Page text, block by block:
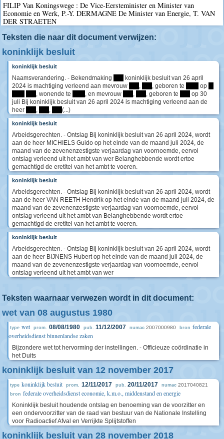
FILIP Van Koningswege : De Vice-Eersteminister en Minister van
Economie en Werk, P.-Y. DERMAGNE De Minister van Energie, T. VAN
DER STRAETEN
Teksten die naar dit document verwijzen:
koninklijk besluit
koninklijk besluit
Naamsverandering. - Bekendmaking
koninklijk besluit van 26 april
2024 is machtiging verleend aan mevrouw
, geboren te op
, wonende te , en mevrouw , geboren te
op 30
juli Bij koninklijk besluit van 26 april 2024 is machtiging verleend aan de
heer
(...)
koninklijk besluit
Arbeidsgerechten. - Ontslag Bij koninklijk besluit van 26 april 2024, wordt
aan de heer MICHIELS Guido op het einde van de maand juli 2024, de
maand van de zevenenzestigste verjaardag van voornoemde, eervol
ontslag verleend uit het ambt van wer Belanghebbende wordt ertoe
gemachtigd de eretitel van het ambt te voeren.
koninklijk besluit
Arbeidsgerechten. - Ontslag Bij koninklijk besluit van 26 april 2024, wordt
aan de heer VAN REETH Hendrik op het einde van de maand juli 2024, de
maand van de zevenenzestigste verjaardag van voornoemde, eervol
ontslag verleend uit het ambt van Belanghebbende wordt ertoe
gemachtigd de eretitel van het ambt te voeren.
koninklijk besluit
Arbeidsgerechten. - Ontslag Bij koninklijk besluit van 26 april 2024, wordt
aan de heer BIJNENS Hubert op het einde van de maand juli 2024, de
maand van de zevenenzestigste verjaardag van voornoemde, eervol
ontslag verleend uit het ambt van wer
Teksten waarnaar verwezen wordt in dit document:
wet van 08 augustus 1980
type wet prom. 08/08/1980 pub. 11/12/2007 numac 2007000980 bron federale
overheidsdienst binnenlandse zaken
Bijzondere wet tot hervorming der instellingen. - Officieuze coördinatie in
het Duits
koninklijk besluit van 12 november 2017
type koninklijk besluit prom. 12/11/2017 pub. 20/11/2017 numac 2017040821
bron federale overheidsdienst economie, k.m.o., middenstand en energie
Koninklijk besluit houdende ontslag en benoeming van de voorzitter en
een ondervoorzitter van de raad van bestuur van de Nationale Instelling
voor Radioactief Afval en Verrijkte Splijtstoffen
koninklijk besluit van 28 november 2018